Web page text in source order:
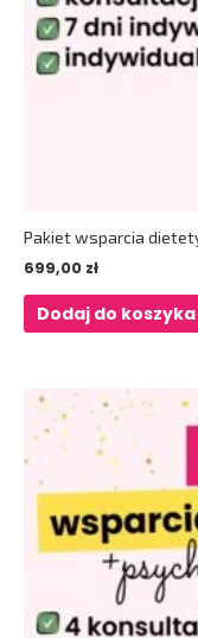
Pakiet wsparcia
699,00 zł
Dodaj do koszyka